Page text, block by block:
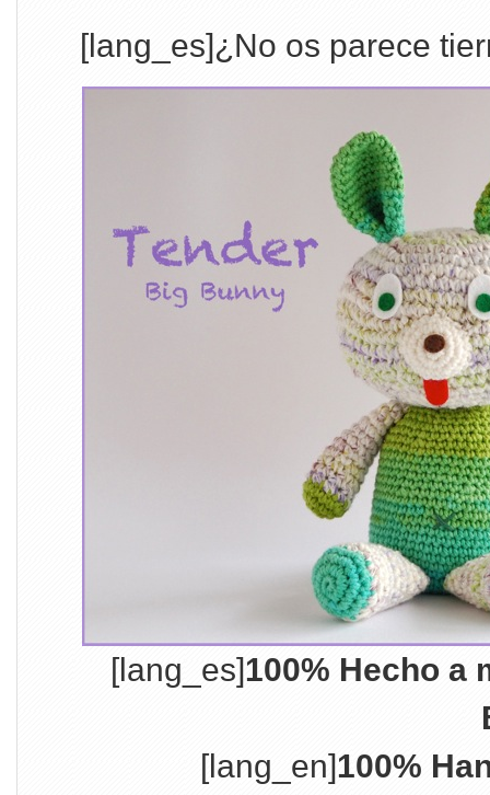
[lang_es]¿No os parece
[lang_es]100% Hecho a
[lang_en]100%